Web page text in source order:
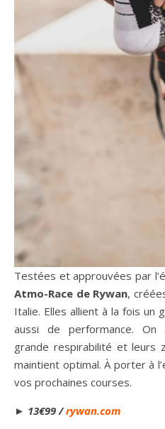
Testées et approuvées par
Atmo-Race de Rywan,
Italie. Elles allient à la fois un
aussi de performance. On
grande respirabilité et leurs
maintient optimal. À porter à
vos prochaines courses.
► 13€99 /rywan.com